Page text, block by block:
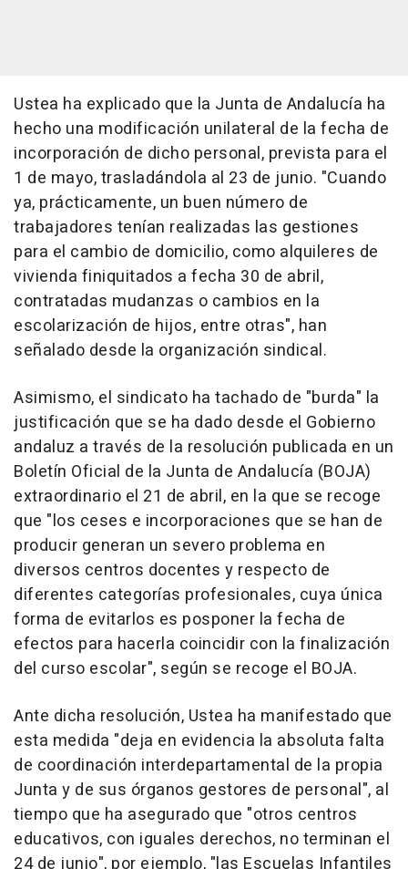
Ustea ha explicado que la Junta de Andalucía ha
hecho una modificación unilateral de la fecha de
incorporación de dicho personal, prevista para el
1 de mayo, trasladándola al 23 de junio. "Cuando
ya, prácticamente, un buen número de
trabajadores tenían realizadas las gestiones
para el cambio de domicilio, como alquileres de
vivienda finiquitados a fecha 30 de abril,
contratadas mudanzas o cambios en la
escolarización de hijos, entre otras", han
señalado desde la organización sindical.
Asimismo, el sindicato ha tachado de "burda" la
justificación que se ha dado desde el Gobierno
andaluz a través de la resolución publicada en un
Boletín Oficial de la Junta de Andalucía (BOJA)
extraordinario el 21 de abril, en la que se recoge
que "los ceses e incorporaciones que se han de
producir generan un severo problema en
diversos centros docentes y respecto de
diferentes categorías profesionales, cuya única
forma de evitarlos es posponer la fecha de
efectos para hacerla coincidir con la finalización
del curso escolar", según se recoge el BOJA.
Ante dicha resolución, Ustea ha manifestado que
esta medida "deja en evidencia la absoluta falta
de coordinación interdepartamental de la propia
Junta y de sus órganos gestores de personal", al
tiempo que ha asegurado que "otros centros
educativos, con iguales derechos, no terminan el
24 de junio", por ejemplo, "las Escuelas Infantiles